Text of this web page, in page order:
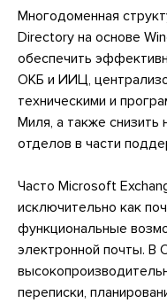
Многодоменная
Directory на основе
обеспечить
ОКБ и ИИЦ,
техническими и
Миля, а также снизить
отделов в части
Часто Microsoft
исключительно как
функциональные
электронной почты. В
переписки,